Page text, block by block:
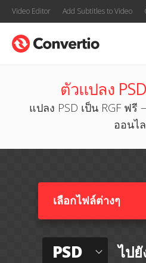
Video Editor Add Subtitles to Video
ตัวแปลง
แปลง PSD เป็น RGF ฟรี
ออนไ
เลือกไฟล์ต่างๆ​
PSD ไปยั